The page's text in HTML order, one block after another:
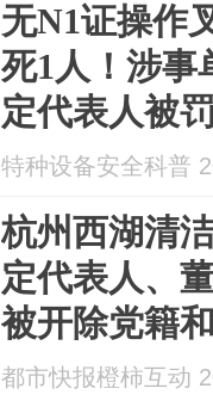
无N1证操作
死1人！涉事
定代表人被
特种设备安全科普
杭州西湖清
定代表人、
被开除党籍
都市快报橙柿互动